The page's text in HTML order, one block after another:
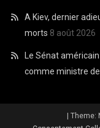
A Kiev, dernier
morts 8 août 2026
Le Sénat
comme ministre
| Theme: